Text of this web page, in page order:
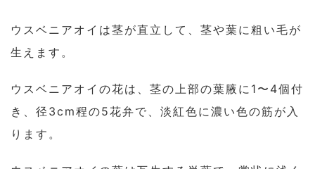
ウスベニアオイは茎が直立して、茎や葉に粗い毛が
生えます。
ウスベニアオイの花は、茎の上部の葉腋に1〜4個付
き、径3cm程の5花弁で、淡紅色に濃い色の筋が入
ります。